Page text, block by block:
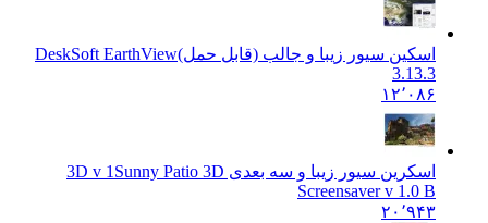
اسکین سیور زیبا و جالب (قابل حمل)DeskSoft EarthView
3.13.3
۱۲٬۰۸۶
اسکرین سیور زیبا و سه بعدی 3D v 1Sunny Patio 3D
Screensaver v 1.0 B
۲۰٬۹۴۳